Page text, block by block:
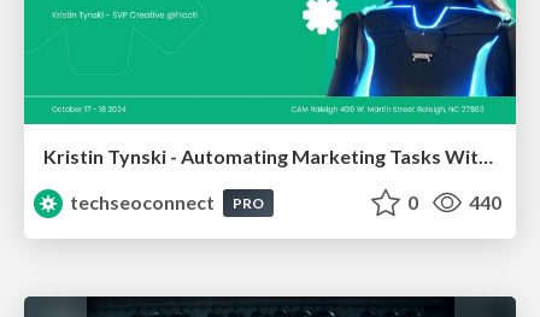
techseoconnect
PRO 0 440